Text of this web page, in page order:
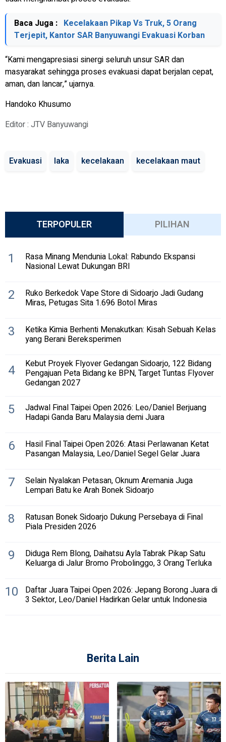
Baca Juga : Kecelakaan Pikap Vs Truk, 5 Orang
Terjepit, Kantor SAR Banyuwangi Evakuasi Korban
“Kami mengapresiasi sinergi seluruh unsur SAR dan
masyarakat sehingga proses evakuasi dapat berjalan cepat,
aman, dan lancar,” ujarnya.
Handoko Khusumo
Editor : JTV Banyuwangi
Evakuasi laka kecelakaan kecelakaan maut
TERPOPULER PILIHAN
1 Rasa Minang Mendunia Lokal: Rabundo Ekspansi
Nasional Lewat Dukungan BRI
2 Ruko Berkedok Vape Store di Sidoarjo Jadi Gudang
Miras, Petugas Sita 1.696 Botol Miras
3 Ketika Kimia Berhenti Menakutkan: Kisah Sebuah Kelas
yang Berani Bereksperimen
4 Kebut Proyek Flyover Gedangan Sidoarjo, 122 Bidang
Pengajuan Peta Bidang ke BPN, Target Tuntas Flyover
Gedangan 2027
5 Jadwal Final Taipei Open 2026: Leo/Daniel Berjuang
Hadapi Ganda Baru Malaysia demi Juara
6 Hasil Final Taipei Open 2026: Atasi Perlawanan Ketat
Pasangan Malaysia, Leo/Daniel Segel Gelar Juara
7 Selain Nyalakan Petasan, Oknum Aremania Juga
Lempari Batu ke Arah Bonek Sidoarjo
8 Ratusan Bonek Sidoarjo Dukung Persebaya di Final
Piala Presiden 2026
9 Diduga Rem Blong, Daihatsu Ayla Tabrak Pikap Satu
Keluarga di Jalur Bromo Probolinggo, 3 Orang Terluka
10 Daftar Juara Taipei Open 2026: Jepang Borong Juara di
3 Sektor, Leo/Daniel Hadirkan Gelar untuk Indonesia
Berita Lain